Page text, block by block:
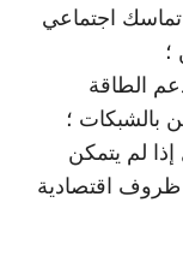
اجتماعي
؛
الطاقة
بالشبكات ؛
لم يتمكن
ظروف اقتصادية